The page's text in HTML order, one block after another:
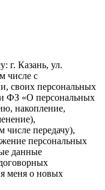
г. Казань, ул.
числе с
своих персональных
ФЗ «О персональных
накопление,
числе передачу),
персональных
данные
меня о новых